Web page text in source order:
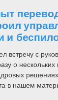
и
встречу с
о
решениях
в нашем